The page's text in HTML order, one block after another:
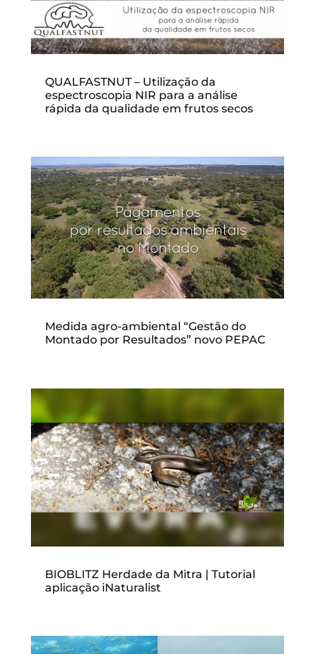
QUALFASTNUT – Utilização da
espectroscopia NIR para a análise
rápida da qualidade em frutos secos
Medida agro-ambiental “Gestão do
Montado por Resultados” novo PEPAC
BIOBLITZ Herdade da Mitra | Tutorial
aplicação iNaturalist